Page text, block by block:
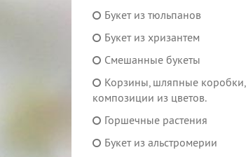
Букет из тюльпанов
Букет из хризантем
Смешанные букеты
Корзины, шляпные коробки,
композиции из цветов.
Горшечные растения
Букет из альстромерии